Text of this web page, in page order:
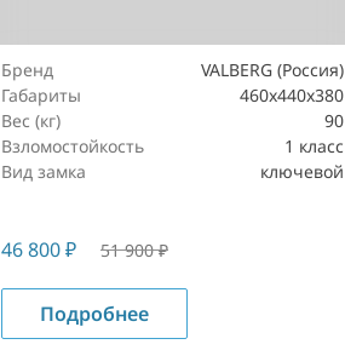
Бренд
VALBERG (Россия)
Габариты
460x440x380
Вес (кг)
90
Взломостойкость
1 класс
Вид замка
ключевой
46 800₽ 51 900₽
Подробнее